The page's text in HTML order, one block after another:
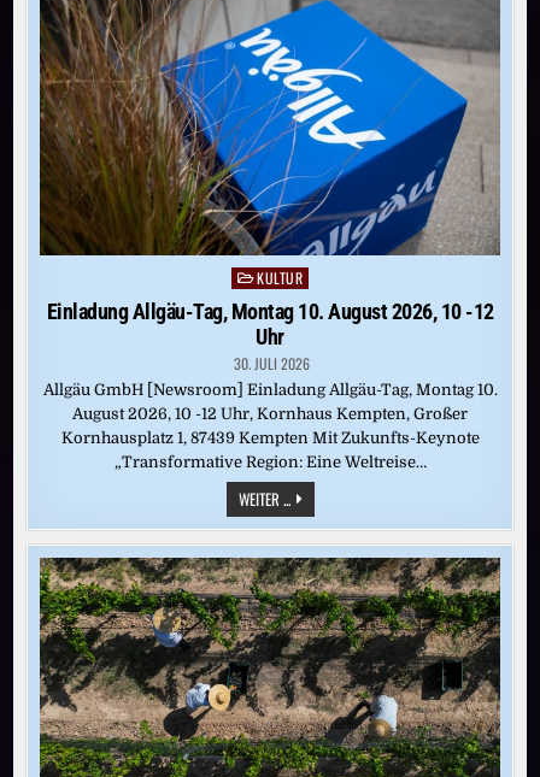
HOLLYWOOD-
DER
DREIMAL
DAS
WEISSE H
AUS „
ZERSTÖRTE“, E
NTSETZT Ü
BER T
RUMPS A
BRISS D
ES O
STFLÜGELS
Posted
in
KULTUR
Einladung Allgäu-Tag, Montag 10. August 2026, 10 -12
Uhr
30. JULI 2026
Allgäu GmbH [Newsroom] Einladung Allgäu-Tag, Montag 10.
August 2026, 10 -12 Uhr, Kornhaus Kempten, Großer
Kornhausplatz 1, 87439 Kempten Mit Zukunfts-Keynote
„Transformative Region: Eine Weltreise…
WEITER ...EINLADUNG
ALLGÄU-
TAG,
MONTAG
10.
AUGUST
2026,
10
-12
UHR